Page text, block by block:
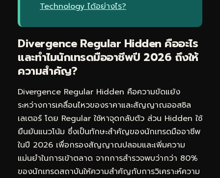
Technology ได้อย่างไร?
Divergence Regular Hidden คืออะไร
และทำไมนักเทรดมืออาชีพปี 2026 ถึงให้
ความสำคัญ?
Divergence Regular Hidden คือความขัดแย้ง
ระหว่างการเคลื่อนไหวของราคาและสัญญาณออสซิล
เลเตอร์ โดย Regular ใช้หาจุดกลับตัว ส่วน Hidden ใช้
ยืนยันแนวโน้ม ซึ่งเป็นทักษะสำคัญของนักเทรดมืออาชีพ
ในปี 2026 เพื่อกรองสัญญาณปลอมและเพิ่มความ
แม่นยำในการเข้าตลาด จากการสำรวจพบว่ากว่า 80%
ของนักเทรดสถาบันให้ความสำคัญกับการวิเคราะห์ความ